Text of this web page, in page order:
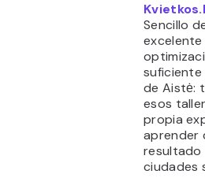
Sencillo
suficiente
de Aistė:
esos
propia
aprender
resultado
ciudades